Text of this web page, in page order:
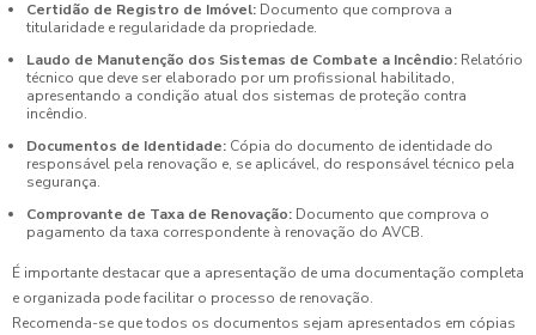
Certidão de Registro de Imóvel: Documento que comprova a
titularidade e regularidade da propriedade.
Laudo de Manutenção dos Sistemas de Combate a Incêndio: Relatório
técnico que deve ser elaborado por um profissional habilitado,
apresentando a condição atual dos sistemas de proteção contra
incêndio.
Documentos de Identidade: Cópia do documento de identidade do
responsável pela renovação e, se aplicável, do responsável técnico pela
segurança.
Comprovante de Taxa de Renovação: Documento que comprova o
pagamento da taxa correspondente à renovação do AVCB.
É importante destacar que a apresentação de uma documentação completa
e organizada pode facilitar o processo de renovação.
Recomenda-se que todos os documentos sejam apresentados em cópias